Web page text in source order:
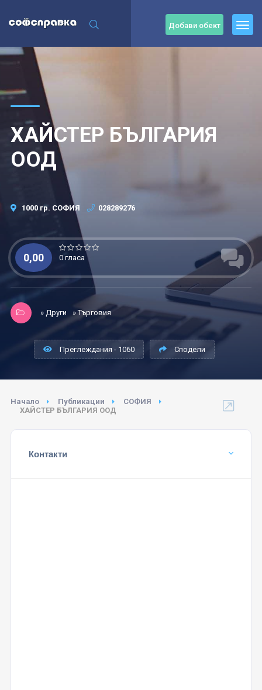
Добави обект
ХАЙСТЕР БЪЛГАРИЯ
ООД
1000 гр. СОФИЯ 028289276
0,00 0 гласа
» Други » Търговия
Преглеждания - 1060 Сподели
Начало Публикации
СОФИЯ
ХАЙСТЕР БЪЛГАРИЯ ООД
Контакти